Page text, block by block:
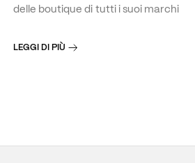
delle boutique di tutti i suoi marchi
LEGGI DI PIÙ